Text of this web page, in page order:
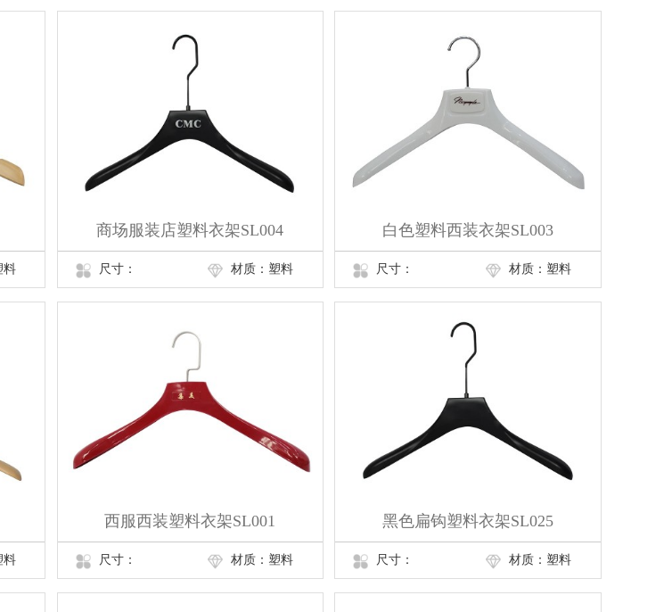
料
商场服装店塑料衣架SL004
尺寸： 材质：塑料
白色塑料西装衣架SL003
尺寸： 材质：塑料
料
西服西装塑料衣架SL001
尺寸： 材质：塑料
黑色扁钩塑料衣架SL025
尺寸： 材质：塑料